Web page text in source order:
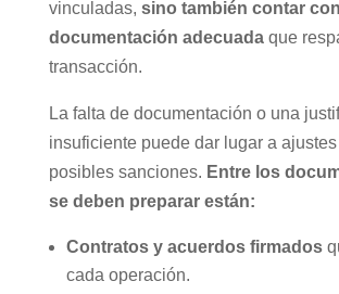
vinculadas, sino también contar
documentación adecuada que
transacción.
La falta de documentación o una
insuficiente puede dar lugar a
posibles sanciones. Entre los
se deben preparar están:
Contratos y acuerdos firmados
cada operación.